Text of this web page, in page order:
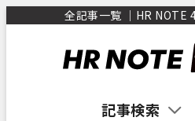
全記事一覧 ｜HR NOTE
記事検索